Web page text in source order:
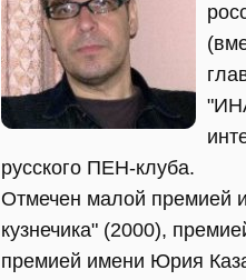
русского ПЕН-клуба.
Отмечен малой премией
кузнечика" (2000),
премией имени Юрия